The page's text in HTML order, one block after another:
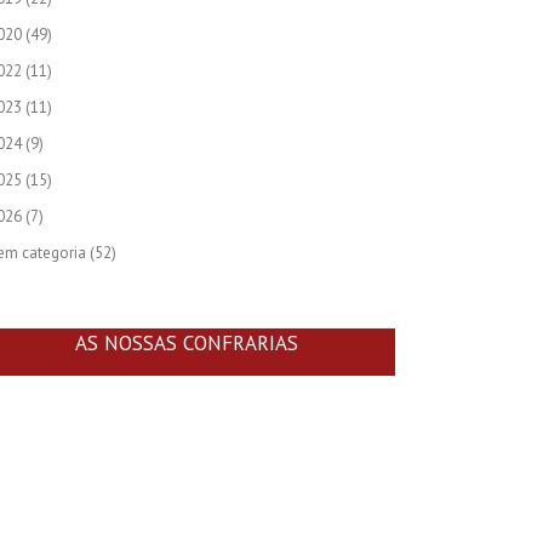
(49)
(11)
(11)
(9)
(15)
(7)
categoria (52)
AS NOSSAS CONFRARIAS